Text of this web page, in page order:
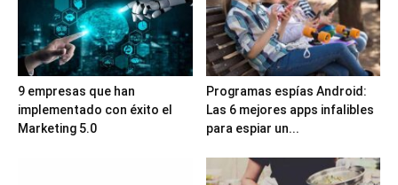
9 empresas que han
implementado con éxito el
Marketing 5.0
Programas espías Android:
Las 6 mejores apps infalibles
para espiar un...